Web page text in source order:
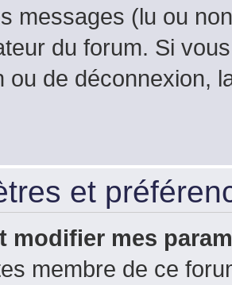
messages (lu ou
du forum. Si
ou de déconnexion,
et
modifier mes
membre de ce